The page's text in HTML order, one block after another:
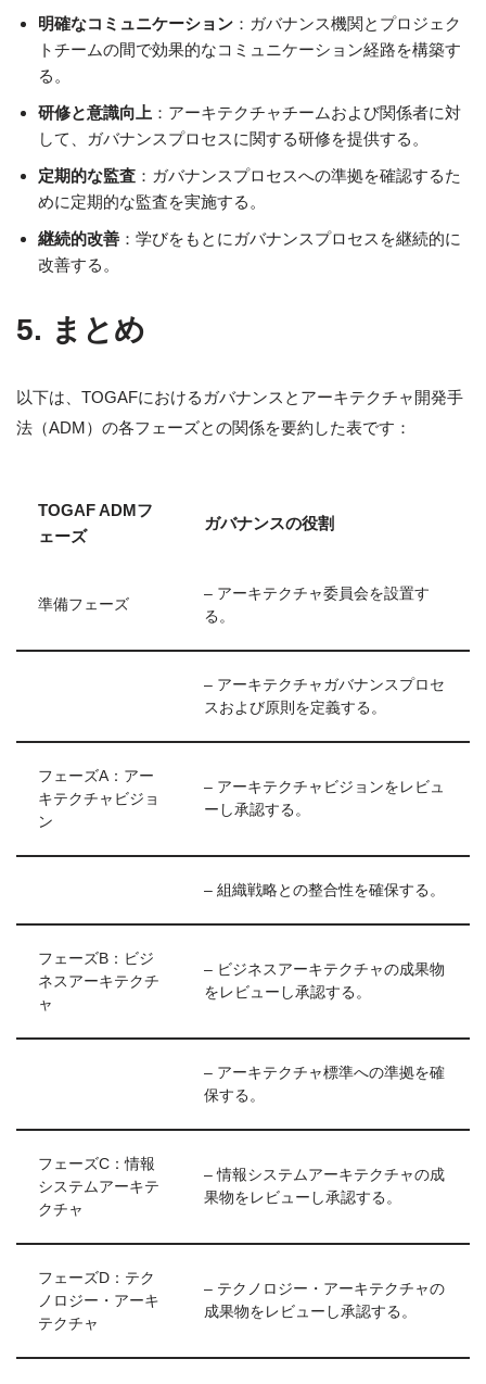
明確なコミュニケーション ：ガバナンス機関とプロジェク
トチームの間で効果的なコミュニケーション経路を構築す
る。
研修と意識向上 ：アーキテクチャチームおよび関係者に対
して、ガバナンスプロセスに関する研修を提供する。
定期的な監査 ：ガバナンスプロセスへの準拠を確認するた
めに定期的な監査を実施する。
継続的改善 ：学びをもとにガバナンスプロセスを継続的に
改善する。
5. まとめ
以下は、TOGAFにおけるガバナンスとアーキテクチャ開発手
法（ADM）の各フェーズとの関係を要約した表です：
TOGAF ADMフ
ェーズ
ガバナンスの役割
準備フェーズ
– アーキテクチャ委員会を設置す
る。
– アーキテクチャガバナンスプロセ
スおよび原則を定義する。
フェーズA：アー
キテクチャビジョ
ン
– アーキテクチャビジョンをレビュ
ーし承認する。
– 組織戦略との整合性を確保する。
フェーズB：ビジ
ネスアーキテクチ
ャ
– ビジネスアーキテクチャの成果物
をレビューし承認する。
– アーキテクチャ標準への準拠を確
保する。
フェーズC：情報
システムアーキテ
クチャ
– 情報システムアーキテクチャの成
果物をレビューし承認する。
フェーズD：テク
ノロジー・アーキ
テクチャ
– テクノロジー・アーキテクチャの
成果物をレビューし承認する。